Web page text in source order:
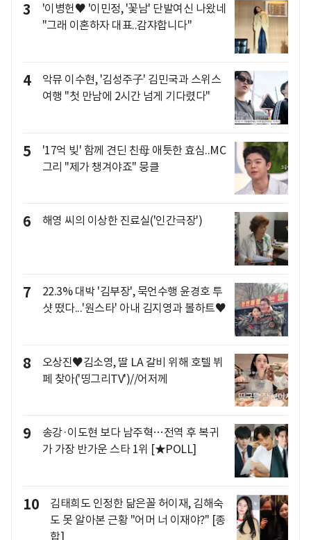
3
'이병헌♥ '이민정, '꽃남' 단발여신 나왔네
"그래 이혼하자 대표..감쟈합니다"
4
악뮤 이수현, '김성주子' 김민국과 스위스
여행 "첫 만남에 2시간 넘게 기다렸다"
5
'17억 빚' 함께 견딘 친母 애틋한 효심..MC
그리 "제가 챙겨야죠" 뭉클
6 해영 씨의 이상한 진료실('인간극장')
7
22.3% 대박 '김부장', 묵언수행 윤경호 투
샷 떴다...'원스타' 아내 김지영과 볼하트♥
8
오상진♥김소영, 딸 LA 갈비 위해 호텔 뷔
페 찾아('띵그리TV')//어저께
9
송강·이도현 보다 남주혁…전역 후 복귀
가 가장 반가운 스타 1위 [★POLL]
10
김태희도 인정한 닮은꼴 허이재, 김해숙
도 못 알아본 근황 "어머 너 이재야?" [종
합]